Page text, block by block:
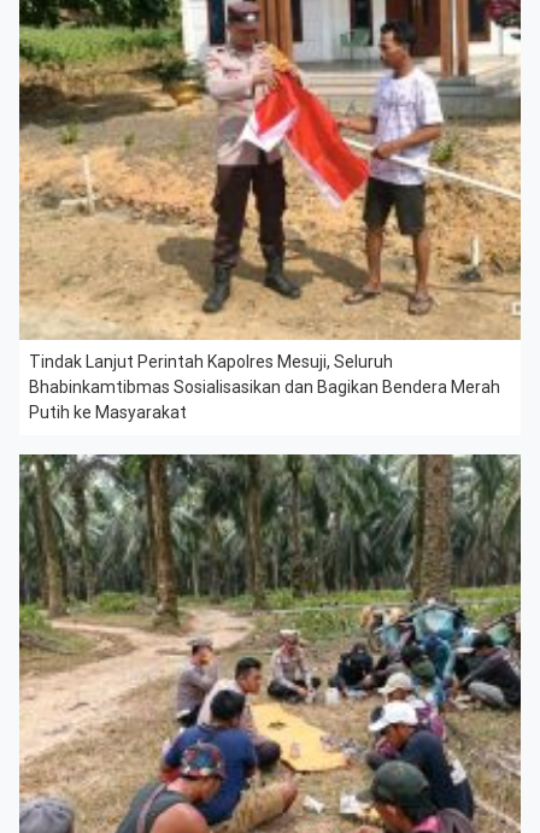
Tindak Lanjut Perintah Kapolres Mesuji, Seluruh
Bhabinkamtibmas Sosialisasikan dan Bagikan Bendera Merah
Putih ke Masyarakat